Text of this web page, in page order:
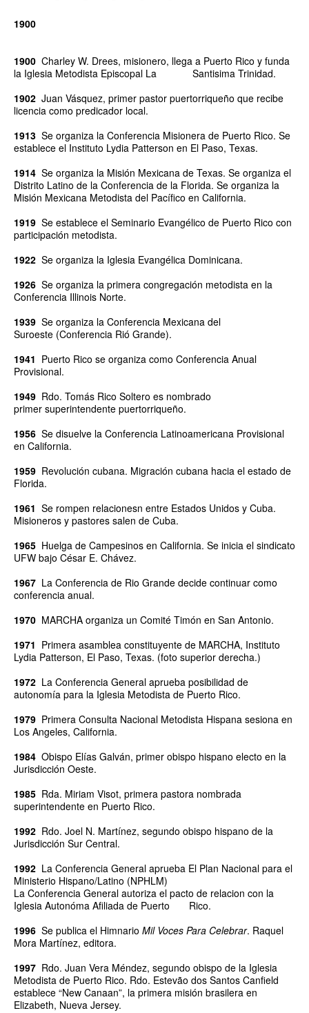
1900
1900 Charley W. Drees, misionero, llega a Puerto Rico y funda
la Iglesia Metodista Episcopal La Santisima Trinidad.
1902 Juan Vásquez, primer pastor puertorriqueño que recibe
licencia como predicador local.
1913 Se organiza la Conferencia Misionera de Puerto Rico. Se
establece el Instituto Lydia Patterson en El Paso, Texas.
1914 Se organiza la Misión Mexicana de Texas. Se organiza el
Distrito Latino de la Conferencia de la Florida. Se organiza la
Misión Mexicana Metodista del Pacífico en California.
1919 Se establece el Seminario Evangélico de Puerto Rico con
participación metodista.
1922 Se organiza la Iglesia Evangélica Dominicana.
1926 Se organiza la primera congregación metodista en la
Conferencia Illinois Norte.
1939 Se organiza la Conferencia Mexicana del
Suroeste (Conferencia Rió Grande).
1941 Puerto Rico se organiza como Conferencia Anual
Provisional.
1949 Rdo. Tomás Rico Soltero es nombrado
primer superintendente puertorriqueño.
1956 Se disuelve la Conferencia Latinoamericana Provisional
en California.
1959 Revolución cubana. Migración cubana hacia el estado de
Florida.
1961 Se rompen relacionesn entre Estados Unidos y Cuba.
Misioneros y pastores salen de Cuba.
1965 Huelga de Campesinos en California. Se inicia el sindicato
UFW bajo César E. Chávez.
1967 La Conferencia de Rio Grande decide continuar como
conferencia anual.
1970 MARCHA organiza un Comité Timón en San Antonio.
1971 Primera asamblea constituyente de MARCHA, Instituto
Lydia Patterson, El Paso, Texas. (foto superior derecha.)
1972 La Conferencia General aprueba posibilidad de
autonomía para la Iglesia Metodista de Puerto Rico.
1979 Primera Consulta Nacional Metodista Hispana sesiona en
Los Angeles, California.
1984 Obispo Elías Galván, primer obispo hispano electo en la
Jurisdicción Oeste.
1985 Rda. Miriam Visot, primera pastora nombrada
superintendente en Puerto Rico.
1992 Rdo. Joel N. Martínez, segundo obispo hispano de la
Jurisdicción Sur Central.
1992 La Conferencia General aprueba El Plan Nacional para el
Ministerio Hispano/Latino (NPHLM)
La Conferencia General autoriza el pacto de relacion con la
Iglesia Autonóma Afiliada de Puerto Rico.
1996 Se publica el Himnario Mil Voces Para Celebrar. Raquel
Mora Martínez, editora.
1997 Rdo. Juan Vera Méndez, segundo obispo de la Iglesia
Metodista de Puerto Rico. Rdo. Estevão dos Santos Canfield
establece “New Canaan”, la primera misión brasilera en
Elizabeth, Nueva Jersey.